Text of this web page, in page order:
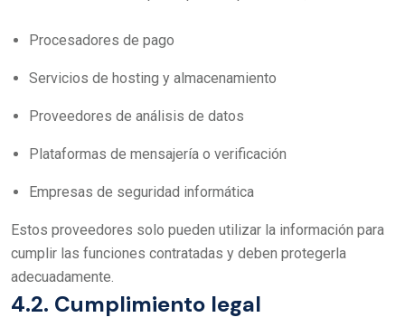
Procesadores de pago
Servicios de hosting y almacenamiento
Proveedores de análisis de datos
Plataformas de mensajería o verificación
Empresas de seguridad informática
Estos proveedores solo pueden utilizar la información para
cumplir las funciones contratadas y deben protegerla
adecuadamente.
4.2. Cumplimiento legal